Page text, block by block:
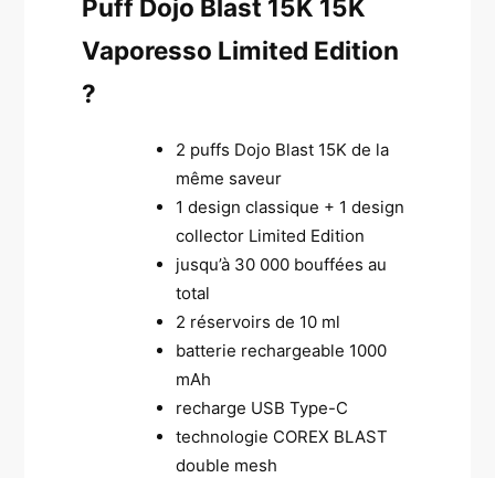
Puff Dojo Blast 15K 15K
Vaporesso Limited Edition
?
2 puffs Dojo Blast 15K de la
même saveur
1 design classique + 1 design
collector Limited Edition
jusqu’à 30 000 bouffées au
total
2 réservoirs de 10 ml
batterie rechargeable 1000
mAh
recharge USB Type-C
technologie COREX BLAST
double mesh